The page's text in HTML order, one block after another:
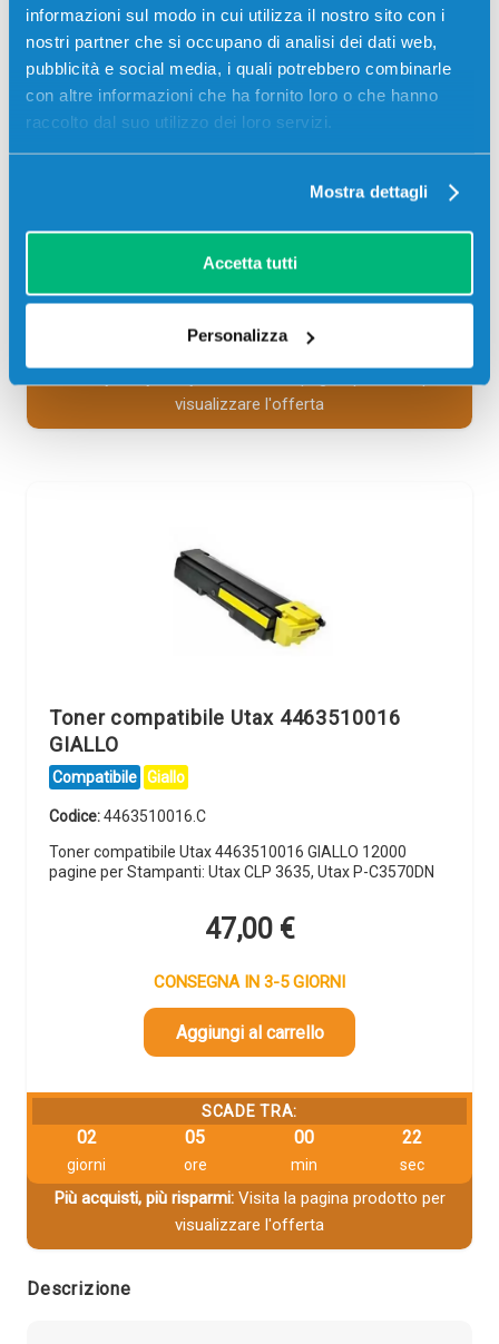
informazioni sul modo in cui utilizza il nostro sito con i
nostri partner che si occupano di analisi dei dati web,
pubblicità e social media, i quali potrebbero combinarle
con altre informazioni che ha fornito loro o che hanno
raccolto dal suo utilizzo dei loro servizi.
Mostra dettagli
Accetta tutti
Personalizza
pagine per Stampanti: Utax CLP 3635, Utax P-C3570DN
47,00€
CONSEGNA IN 3-5 GIORNI
SCADE TRA:
ore min
visualizzare l'offerta
Toner compatibile Utax 4463510016
GIALLO
Compatibile Giallo
Codice:4463510016.C
Toner compatibile Utax 4463510016 GIALLO 12000
pagine per Stampanti: Utax CLP 3635, Utax P-C3570DN
47,00 €
CONSEGNA IN 3-5 GIORNI
Aggiungi al carrello
SCADE TRA:
02
giorni
05
ore
00
min
22
sec
Più acquisti, più risparmi:Visita la pagina prodotto per
visualizzare l'offerta
Descrizione